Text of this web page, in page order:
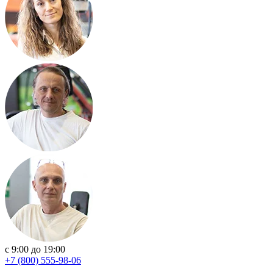
с 9:00 до 19:00
+7 (800) 555-98-06